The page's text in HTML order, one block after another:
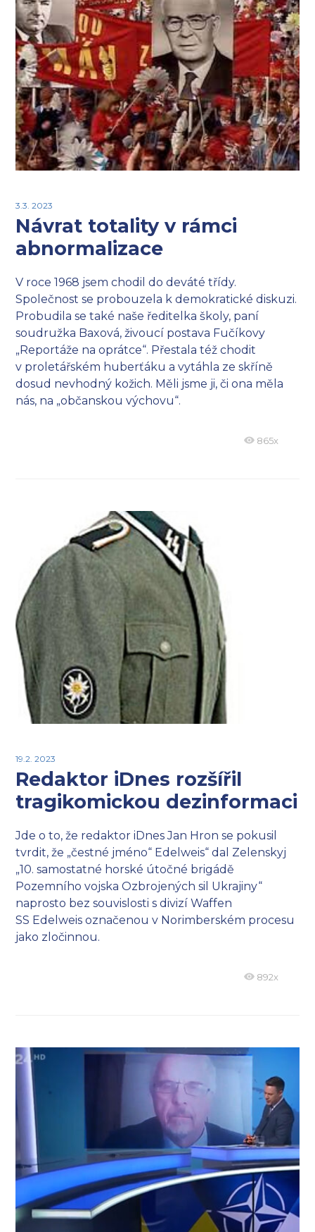
3.3. 2023
Návrat totality v rámci
abnormalizace
V roce 1968 jsem chodil do deváté třídy.
Společnost se probouzela k demokratické diskuzi.
Probudila se také naše ředitelka školy, paní
soudružka Baxová, živoucí postava Fučíkovy
„Reportáže na oprátce“. Přestala též chodit
v proletářském huberťáku a vytáhla ze skříně
dosud nevhodný kožich. Měli jsme ji, či ona měla
nás, na „občanskou výchovu“.
865x
19.2. 2023
Redaktor iDnes rozšířil
tragikomickou dezinformaci
Jde o to, že redaktor iDnes Jan Hron se pokusil
tvrdit, že „čestné jméno“ Edelweis“ dal Zelenskyj
„10. samostatné horské útočné brigádě
Pozemního vojska Ozbrojených sil Ukrajiny“
naprosto bez souvislosti s divizí Waffen
SS Edelweis označenou v Norimberském procesu
jako zločinnou.
892x